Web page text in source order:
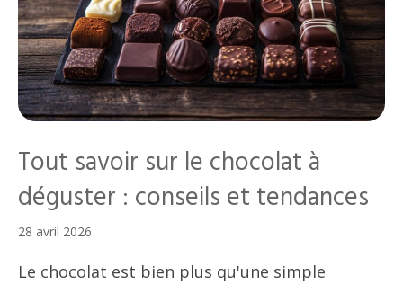
Tout savoir sur le chocolat à
déguster : conseils et tendances
28 avril 2026
Le chocolat est bien plus qu'une simple